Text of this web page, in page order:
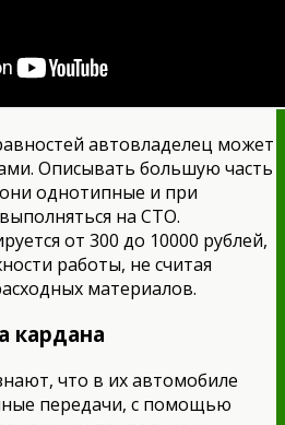
автовладелец может
Описывать большую часть
однотипные и при
на СТО.
от 300 до 10000 рублей,
работы, не считая
материалов.
кардана
что в их автомобиле
передачи, с помощью